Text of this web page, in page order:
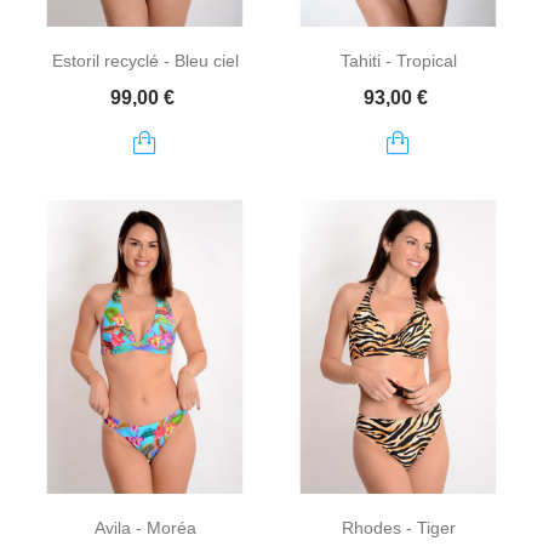
Estoril recyclé - Bleu ciel
Prix
99,00 €
Tahiti - Tropical
Prix
93,00 €
Avila - Moréa Rhodes - Tiger